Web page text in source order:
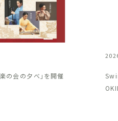
の会の夕べ」を開催